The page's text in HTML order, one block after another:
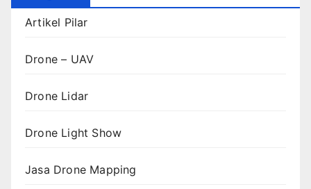
Artikel Pilar
Drone – UAV
Drone Lidar
Drone Light Show
Jasa Drone Mapping